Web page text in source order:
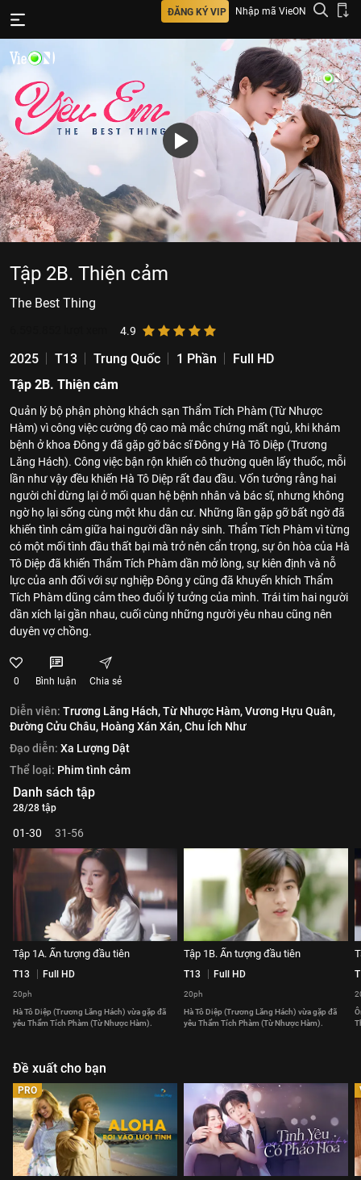
ĐĂNG KÝ VIP Nhập mã VieON
Tập 2B. Thiện cảm
The Best Thing
4.9
2025 T13 Trung Quốc 1 Phần
Full HD
Tập 2B. Thiện cảm
Quản lý bộ phận phòng khách sạn Thẩm Tích Phàm (Từ Nhược
Hàm) vì công việc cường độ cao mà mắc chứng mất ngủ, khi khám
bệnh ở khoa Đông y đã gặp gỡ bác sĩ Đông y Hà Tô Diệp (Trương
Lăng Hách). Công việc bận rộn khiến cô thường quên lấy thuốc, mỗi
lần như vậy đều khiến Hà Tô Diệp rất đau đầu. Vốn tưởng rằng hai
người chỉ dừng lại ở mối quan hệ bệnh nhân và bác sĩ, nhưng không
ngờ họ lại sống cùng một khu dân cư. Những lần gặp gỡ bất ngờ đã
khiến tình cảm giữa hai người dần nảy sinh. Thẩm Tích Phàm vì từng
có một mối tình đầu thất bại mà trở nên cẩn trọng, sự ôn hòa của Hà
Tô Diệp đã khiến Thẩm Tích Phàm dần mở lòng, sự kiên định và nỗ
lực của anh đối với sự nghiệp Đông y cũng đã khuyến khích Thẩm
Tích Phàm dũng cảm theo đuổi lý tưởng của mình. Trái tim hai người
dần xích lại gần nhau, cuối cùng những người yêu nhau cũng nên
duyên vợ chồng.
0 Bình luận Chia sẻ
Diễn viên: Trương Lăng Hách,Từ Nhược Hàm,Vương Hựu Quân,
Đường Cửu Châu, Hoàng Xán Xán,Chu Ích Như
Đạo diễn: Xa Lượng Dật
Thể loại: Phim tình cảm
Danh sách tập
28/28 tập
01-30 31-56
Tập 1A. Ấn tượng đầu tiên
T13 Full HD
20ph
Hà Tô Diệp (Trương Lăng Hách) vừa gặp đã
yêu Thẩm Tích Phàm (Từ Nhược Hàm).
Tập 1B. Ấn tượng đầu tiên
T13 Full HD
20ph
Hà Tô Diệp (Trương Lăng Hách) vừa gặp đã
yêu Thẩm Tích Phàm (Từ Nhược Hàm).
Đề xuất cho bạn
PRO